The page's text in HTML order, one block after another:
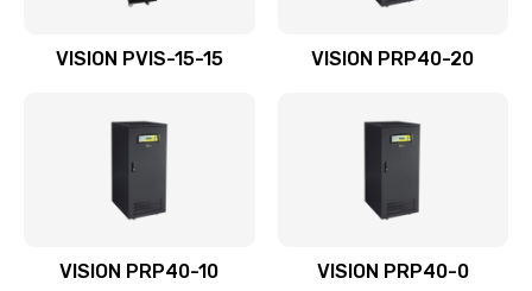
VISION PVIS-15-15 VISION PRP40-20
VISION PRP40-10 VISION PRP40-0